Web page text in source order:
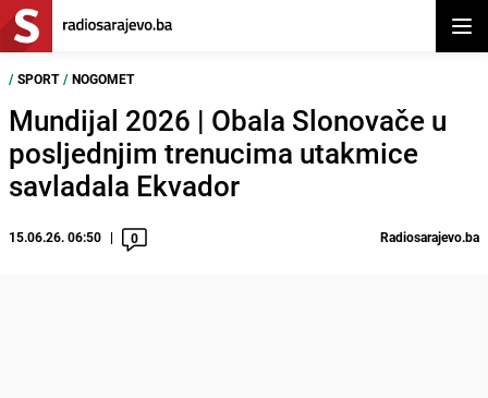
/ SPORT / NOGOMET
Mundijal 2026 | Obala Slonovače u
posljednjim trenucima utakmice
savladala Ekvador
15.06.26. 06:50 0 Radiosarajevo.ba